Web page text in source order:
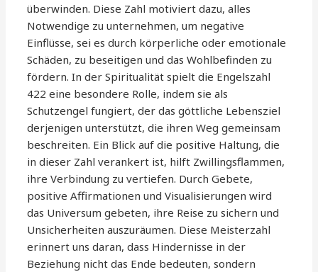
überwinden. Diese Zahl motiviert dazu, alles
Notwendige zu unternehmen, um negative
Einflüsse, sei es durch körperliche oder emotionale
Schäden, zu beseitigen und das Wohlbefinden zu
fördern. In der Spiritualität spielt die Engelszahl
422 eine besondere Rolle, indem sie als
Schutzengel fungiert, der das göttliche Lebensziel
derjenigen unterstützt, die ihren Weg gemeinsam
beschreiten. Ein Blick auf die positive Haltung, die
in dieser Zahl verankert ist, hilft Zwillingsflammen,
ihre Verbindung zu vertiefen. Durch Gebete,
positive Affirmationen und Visualisierungen wird
das Universum gebeten, ihre Reise zu sichern und
Unsicherheiten auszuräumen. Diese Meisterzahl
erinnert uns daran, dass Hindernisse in der
Beziehung nicht das Ende bedeuten, sondern